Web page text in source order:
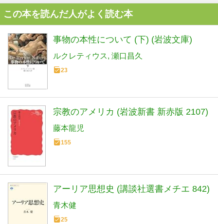
この本を読んだ人がよく読む本
事物の本性について (下) (岩波文庫)
ルクレティウス 瀬口昌久
23
宗教のアメリカ (岩波新書 新赤版 2107)
藤本龍児
155
アーリア思想史 (講談社選書メチエ 842)
青木健
25